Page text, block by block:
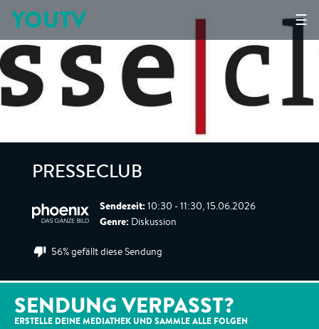
☰
YOUTV
PRESSECLUB
Sendezeit: 10:30 - 11:30, 15.06.2026
Genre: Diskussion
56% gefällt diese Sendung
SENDUNG VERPASST?
ERSTELLE DEINE MEDIATHEK UND SAMMLE ALLE FOLGEN